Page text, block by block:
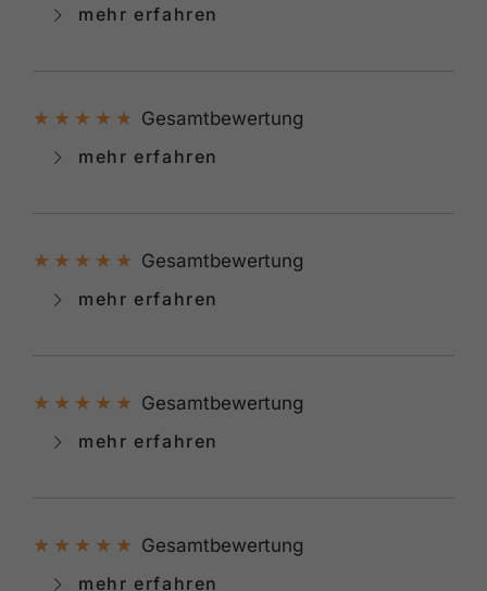
mehr erfahren
Gesamtbewertung
mehr erfahren
Gesamtbewertung
mehr erfahren
Gesamtbewertung
mehr erfahren
Gesamtbewertung
mehr erfahren